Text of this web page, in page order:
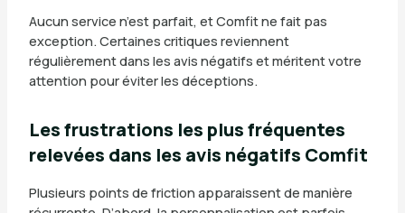
Aucun service n’est parfait, et Comfit ne fait pas
exception. Certaines critiques reviennent
régulièrement dans les avis négatifs et méritent votre
attention pour éviter les déceptions.
Les frustrations les plus fréquentes
relevées dans les avis négatifs Comfit
Plusieurs points de friction apparaissent de manière